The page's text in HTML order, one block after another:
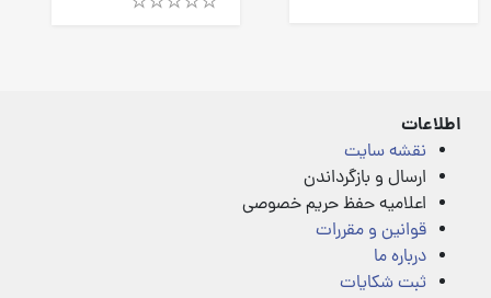
اطلاعات
نقشه سایت
ارسال و بازگرداندن
اعلامیه حفظ حریم خصوصی
قوانین و مقررات
درباره ما
ثبت شکایات